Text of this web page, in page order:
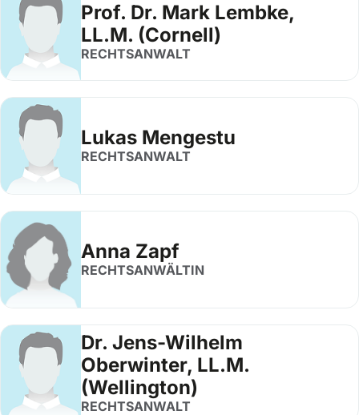
Prof. Dr. Mark Lembke,
LL.M. (Cornell)
RECHTSANWALT
Lukas Mengestu
RECHTSANWALT
Anna Zapf
RECHTSANWÄLTIN
Dr. Jens-Wilhelm
Oberwinter, LL.M.
(Wellington)
RECHTSANWALT